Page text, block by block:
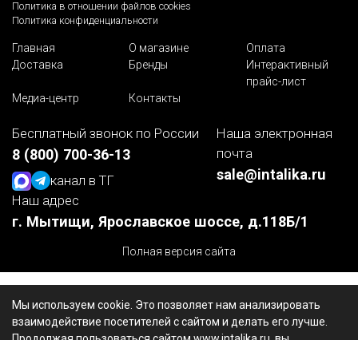
Мы используем cookie. Это позволяет нам анализировать
взаимодействие посетителей с сайтом и делать его лучше.
Политика в отношении файлов cookies
Политика конфиденциальности
Главная О магазине
Оплата
Доставка
Бренды
Интерактивный
прайс-лист
Медиа-центр
Контакты
Бесплатный звонок по России
8 (800) 700-36-13
канал в ТГ
Наша электронная
почта
sale@intalika.ru
Наш адрес
г. Мытищи, Ярославское шоссе, д.118Б/1
Полная версия сайта